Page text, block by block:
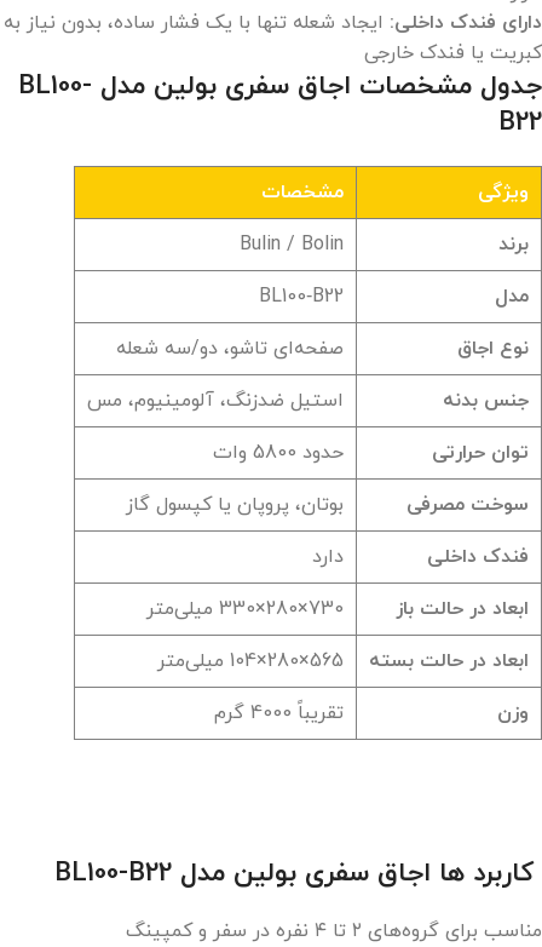
دارای فندک داخلی: ایجاد شعله تنها با یک فشار ساده، بدون نیاز به
کبریت یا فندک خارجی ‏
جدول مشخصات اجاق سفری بولین مدل BL100-
B22
ویژگی
مشخصات
برند
Bulin / Bolin
مدل
BL100‑B22
نوع اجاق
صفحه‌ای تاشو، دو/سه شعله
جنس بدنه
استیل ضدزنگ، آلومینیوم، مس
توان حرارتی
حدود 5800 وات
سوخت مصرفی
بوتان، پروپان یا کپسول گاز
فندک داخلی
دارد
ابعاد در حالت باز
730×280×330 میلی‌متر
ابعاد در حالت بسته
565×280×104 میلی‌متر
وزن
تقریباً 4000 گرم
کاربرد ها اجاق سفری بولین مدل BL100-B22
مناسب برای گروه‌های ۲ تا ۴ نفره در سفر و کمپینگ